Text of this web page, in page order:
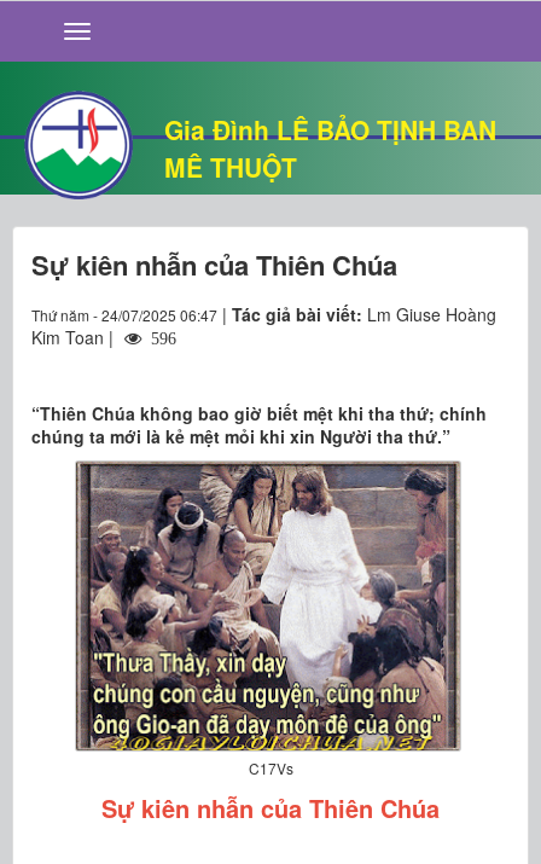
Gia Đình LÊ BẢO TỊNH BAN
MÊ THUỘT
GIỚI THIỆU
TIN TỨC
SỐNG ĐẠO
CHUYỆN NHÀ
QUÁN VĂN
THƯ GIÃN
Sự kiên nhẫn của Thiên Chúa
Thứ năm - 24/07/2025 06:47 | Tác giả bài viết: Lm Giuse Hoàng
Kim Toan |
596
“Thiên Chúa không bao giờ biết mệt khi tha thứ; chính
chúng ta mới là kẻ mệt mỏi khi xin Người tha thứ.”
C17Vs
Sự kiên nhẫn của Thiên Chúa